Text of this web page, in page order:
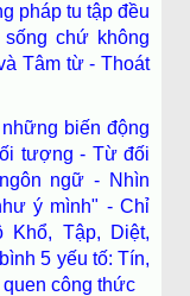
pháp tu tập đều
chứ không
Tâm từ - Thoát
biến động
tượng - Từ đối
ngữ - Nhìn
ý mình" - Chỉ
Khổ, Tập, Diệt,
5 yếu tố: Tín,
công thức